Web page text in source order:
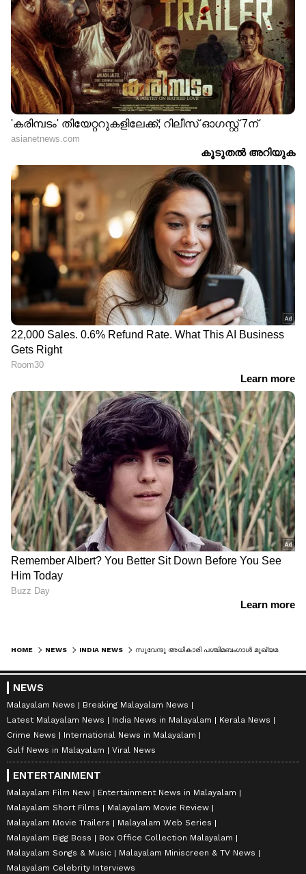
HOME NEWS INDIA NEWS സുവേന്ദു അധികാരി പശ്ചിമബം​ഗാൾ മുഖ്യമന്ത്രിയാകും, ബിജെപി നിയമസഭ ക​ക്ഷി യോ​ഗത്തിൽ തീരുമാനം
NEWS
Malayalam News
Breaking Malayalam News
Latest Malayalam News
India News in Malayalam
Kerala News
Crime News
International News in Malayalam
Gulf News in Malayalam
Viral News
ENTERTAINMENT
Malayalam Film New
Entertainment News in Malayalam
Malayalam Short Films
Malayalam Movie Review
Malayalam Movie Trailers
Malayalam Web Series
Malayalam Bigg Boss
Box Office Collection Malayalam
Malayalam Songs & Music
Malayalam Miniscreen & TV News
Malayalam Celebrity Interviews